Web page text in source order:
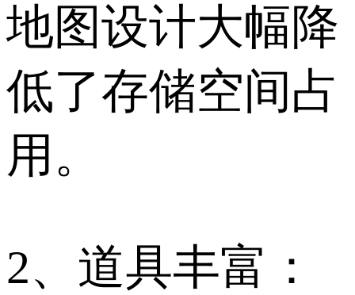
地图设计大幅降
低了存储空间占
用。
2、道具丰富：